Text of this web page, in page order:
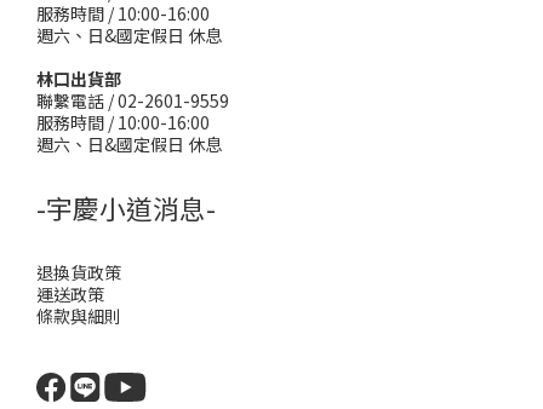
服務時間 / 10:00-16:00
週六、日&國定假日 休息
林口出貨部
聯繫電話 / 02-2601-9559
服務時間 / 10:00-16:00
週六、日&國定假日 休息
-宇慶小道消息-
退換貨政策
運送政策
條款與細則